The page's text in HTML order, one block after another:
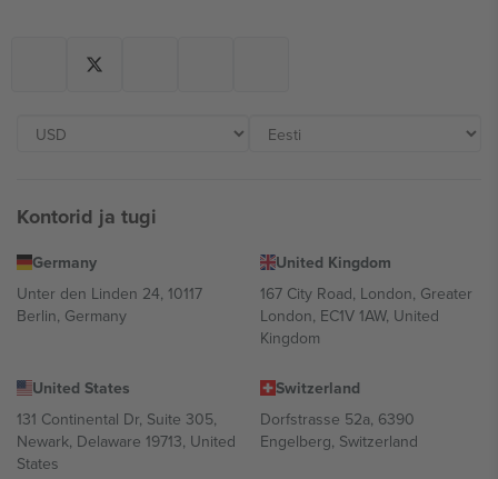
Kontorid ja tugi
Germany
Unter den Linden 24, 10117
Berlin, Germany
United Kingdom
167 City Road, London, Greater
London, EC1V 1AW, United
Kingdom
United States
131 Continental Dr, Suite 305,
Newark, Delaware 19713, United
States
Switzerland
Dorfstrasse 52a, 6390
Engelberg, Switzerland